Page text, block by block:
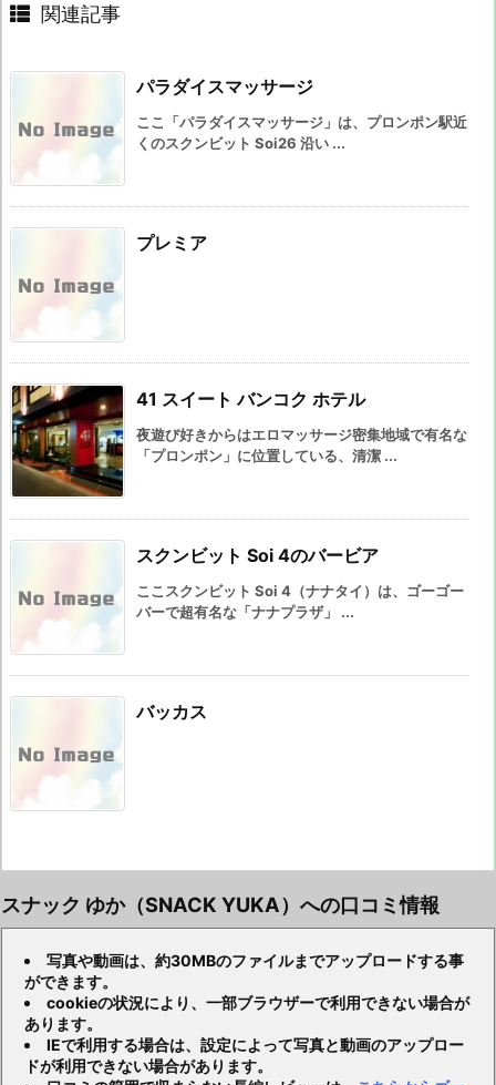
関連記事
パラダイスマッサージ
ここ「パラダイスマッサージ」は、プロンポン駅近
くのスクンビット Soi26 沿い ...
プレミア
41 スイート バンコク ホテル
夜遊び好きからはエロマッサージ密集地域で有名な
「プロンポン」に位置している、清潔 ...
スクンビット Soi 4のバービア
ここスクンビット Soi 4（ナナタイ）は、ゴーゴー
バーで超有名な「ナナプラザ」 ...
バッカス
スナック ゆか（SNACK YUKA）への口コミ情報
写真や動画は、約30MBのファイルまでアップロードする事
ができます。
cookieの状況により、一部ブラウザーで利用できない場合が
あります。
IEで利用する場合は、設定によって写真と動画のアップロー
ドが利用できない場合があります。